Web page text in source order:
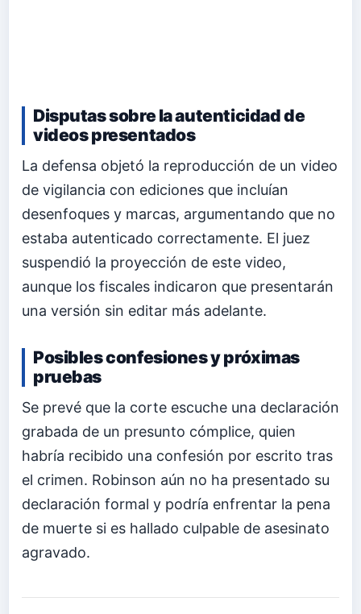
Disputas sobre la autenticidad de
videos presentados
La defensa objetó la reproducción de un video
de vigilancia con ediciones que incluían
desenfoques y marcas, argumentando que no
estaba autenticado correctamente. El juez
suspendió la proyección de este video,
aunque los fiscales indicaron que presentarán
una versión sin editar más adelante.
Posibles confesiones y próximas
pruebas
Se prevé que la corte escuche una declaración
grabada de un presunto cómplice, quien
habría recibido una confesión por escrito tras
el crimen. Robinson aún no ha presentado su
declaración formal y podría enfrentar la pena
de muerte si es hallado culpable de asesinato
agravado.